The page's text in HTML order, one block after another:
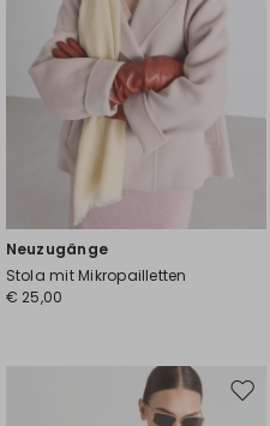
Neuzugänge
Stola mit Mikropailletten
€ 25,00
Auf